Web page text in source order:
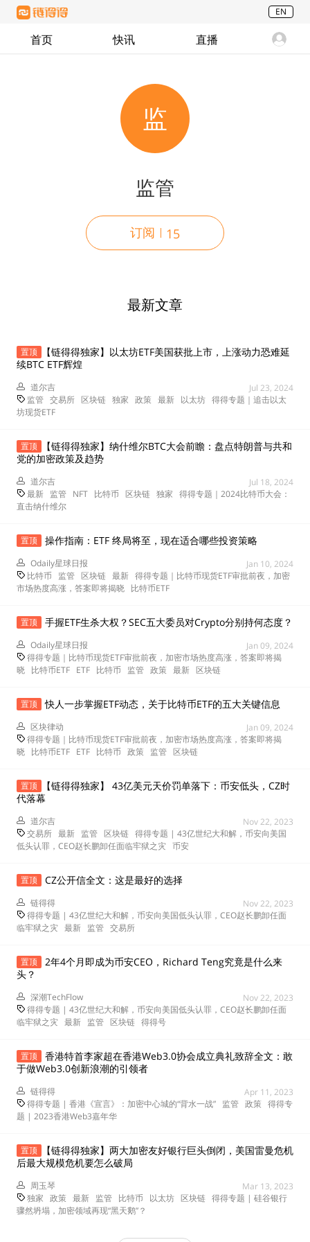
EN
首页 快讯 直播
监
监管
订阅 15
最新文章
置顶
【链得得独家】以太坊ETF美国获批上市，上涨动力恐难延
续BTC ETF辉煌
道尔吉
Jul 23, 2024
监管 交易所 区块链 独家 政策 最新 以太坊 得得专题｜追击以太
坊现货ETF
置顶
【链得得独家】纳什维尔BTC大会前瞻：盘点特朗普与共和
党的加密政策及趋势
道尔吉
Jul 18, 2024
最新 监管 NFT 比特币 区块链 独家 得得专题｜2024比特币大会：
直击纳什维尔
置顶 操作指南：ETF 终局将至，现在适合哪些投资策略
Odaily星球日报
Jan 10, 2024
比特币
监管 区块链 最新 得得专题｜比特币现货ETF审批前夜，加密
市场热度高涨，答案即将揭晓 比特币ETF
置顶 手握ETF生杀大权？SEC五大委员对Crypto分别持何态度？
Odaily星球日报
Jan 09, 2024
得得专题｜比特币现货ETF审批前夜，加密市场热度高涨，答案即将揭
晓 比特币ETF ETF 比特币 监管 政策 最新 区块链
置顶 快人一步掌握ETF动态，关于比特币ETF的五大关键信息
区块律动
Jan 09, 2024
得得专题｜比特币现货ETF审批前夜，加密市场热度高涨，答案即将揭
晓 比特币ETF ETF 比特币 政策 监管 区块链
置顶
【链得得独家】 43亿美元天价罚单落下：币安低头，CZ时
代落幕
道尔吉
Nov 22, 2023
交易所 最新 监管 区块链 得得专题 | 43亿世纪大和解，币安向美国
低头认罪，CEO赵长鹏卸任面临牢狱之灾 币安
置顶 CZ公开信全文：这是最好的选择
链得得
Nov 22, 2023
得得专题 | 43亿世纪大和解，币安向美国低头认罪，CEO赵长鹏卸任面
临牢狱之灾 最新 监管 交易所
置顶
2年4个月即成为币安CEO，Richard Teng究竟是什么来
头？
深潮TechFlow
Nov 22, 2023
得得专题 | 43亿世纪大和解，币安向美国低头认罪，CEO赵长鹏卸任面
临牢狱之灾 最新 监管 区块链 得得号
置顶
香港特首李家超在香港Web3.0协会成立典礼致辞全文：敢
于做Web3.0创新浪潮的引领者
链得得
Apr 11, 2023
得得专题 | 香港《宣言》：加密中心城的“背水一战” 监管 政策 得得专
题 | 2023香港Web3嘉年华
置顶
【链得得独家】两大加密友好银行巨头倒闭，美国雷曼危机
后最大规模危机要怎么破局
周玉琴
Mar 13, 2023
独家 政策 最新 监管 比特币 以太坊 区块链 得得专题 | 硅谷银行
骤然坍塌，加密领域再现“黑天鹅”？